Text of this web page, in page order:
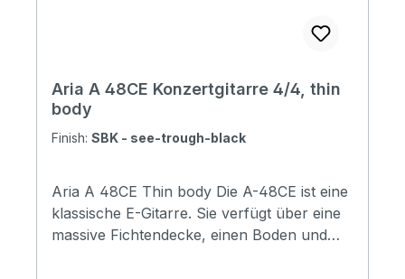
Aria A 48CE Konzertgitarre 4/4, thin
body
Finish: SBK - see-trough-black
Aria A 48CE Thin body Die A-48CE ist eine
klassische E-Gitarre. Sie verfügt über eine
massive Fichtendecke, einen Boden und